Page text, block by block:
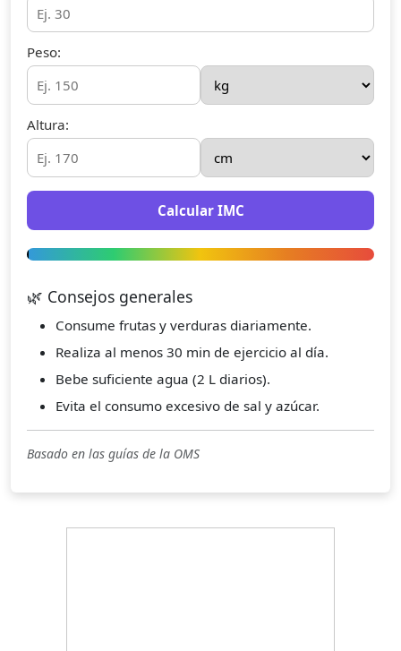
Peso:
Altura:
Calcular IMC
🌿 Consejos generales
Consume frutas y verduras diariamente.
Realiza al menos 30 min de ejercicio al día.
Bebe suficiente agua (2 L diarios).
Evita el consumo excesivo de sal y azúcar.
Basado en las guías de la OMS